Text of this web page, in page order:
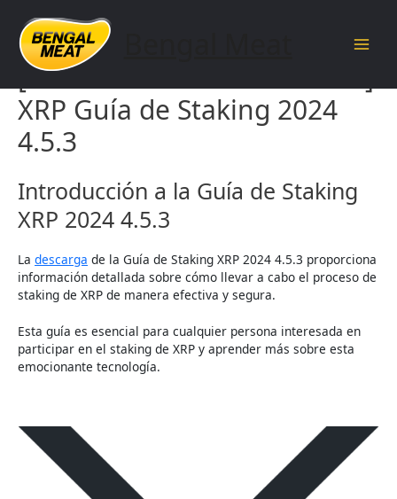
content
[documentnameandversion]
XRP Guía de Staking 2024
4.5.3
Introducción a la Guía de Staking
XRP 2024 4.5.3
La descarga de la Guía de Staking XRP 2024 4.5.3 proporciona
información detallada sobre cómo llevar a cabo el proceso de
staking de XRP de manera efectiva y segura.
Esta guía es esencial para cualquier persona interesada en
participar en el staking de XRP y aprender más sobre esta
emocionante tecnología.